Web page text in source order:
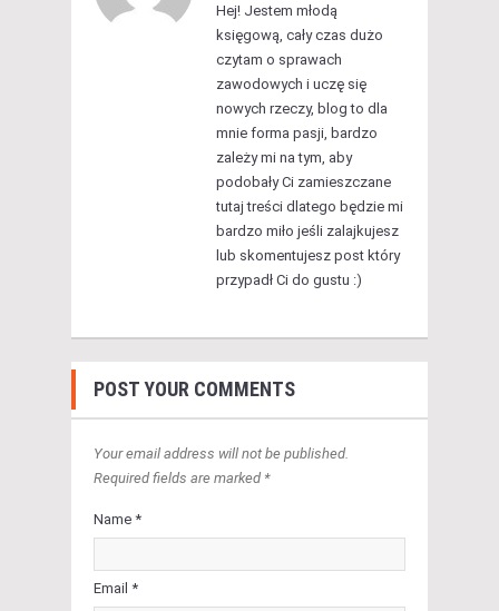
Hej! Jestem młodą
księgową, cały czas dużo
czytam o sprawach
zawodowych i uczę się
nowych rzeczy, blog to dla
mnie forma pasji, bardzo
zależy mi na tym, aby
podobały Ci zamieszczane
tutaj treści dlatego będzie mi
bardzo miło jeśli zalajkujesz
lub skomentujesz post który
przypadł Ci do gustu :)
POST YOUR COMMENTS
Your email address will not be published.
Required fields are marked *
Name *
Email *